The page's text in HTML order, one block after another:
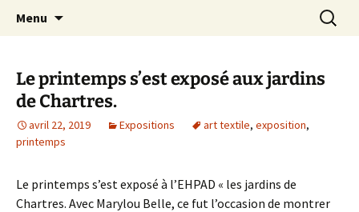
filsetcrayons
Le blog de Sophie A
Menu
Le printemps s’est exposé aux jardins
de Chartres.
avril 22, 2019 Expositions art textile, exposition,
printemps
Le printemps s’est exposé à l’EHPAD « les jardins de
Chartres. Avec Marylou Belle, ce fut l’occasion de montrer